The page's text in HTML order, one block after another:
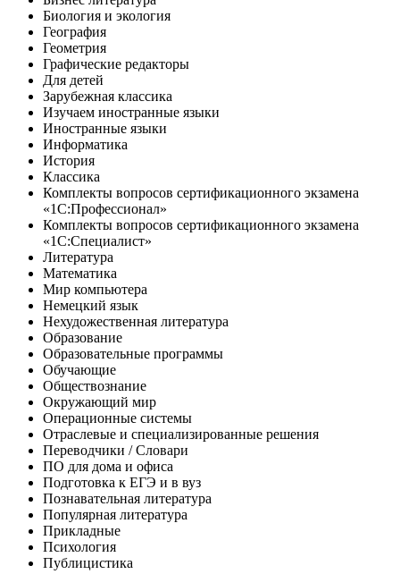
Биология и экология
География
Геометрия
Графические редакторы
Для детей
Зарубежная классика
Изучаем иностранные языки
Иностранные языки
Информатика
История
Классика
Комплекты вопросов сертификационного экзамена
«1С:Профессионал»
Комплекты вопросов сертификационного экзамена
«1С:Специалист»
Литература
Математика
Мир компьютера
Немецкий язык
Нехудожественная литература
Образование
Образовательные программы
Обучающие
Обществознание
Окружающий мир
Операционные системы
Отраслевые и специализированные решения
Переводчики / Словари
ПО для дома и офиса
Подготовка к ЕГЭ и в вуз
Познавательная литература
Популярная литература
Прикладные
Психология
Публицистика